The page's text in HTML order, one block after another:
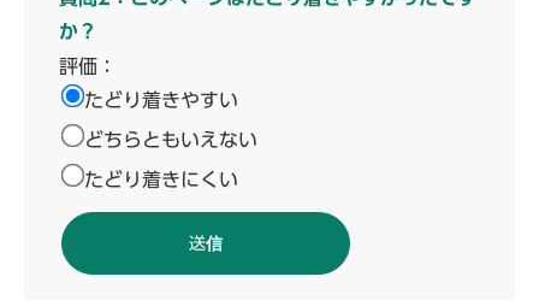
か？
評価：
たどり着きやすい
どちらともいえない
たどり着きにくい